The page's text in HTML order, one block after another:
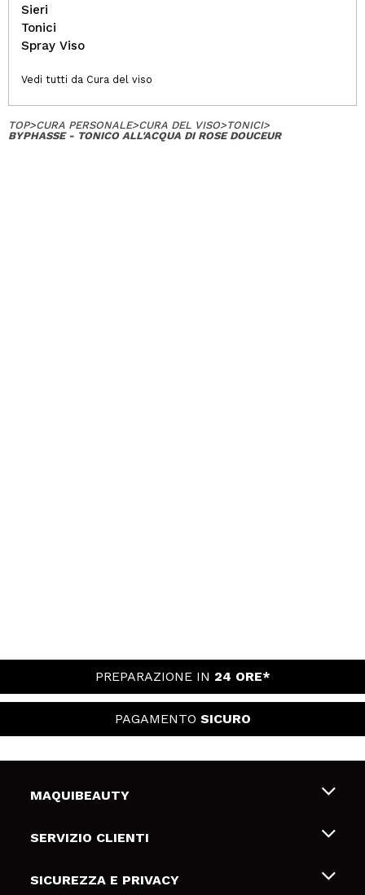
Sieri
Tonici
Spray Viso
Vedi tutti da Cura del viso
TOP>CURA PERSONALE>CURA DEL VISO>TONICI>
BYPHASSE - TONICO ALL'ACQUA DI ROSE DOUCEUR
PREPARAZIONE IN 24 ORE*
PAGAMENTO SICURO
MAQUIBEAUTY
Chi siamo
Gift Cards
SERVIZIO CLIENTI
Spedizioni & Resi
SICUREZZA E PRIVACY